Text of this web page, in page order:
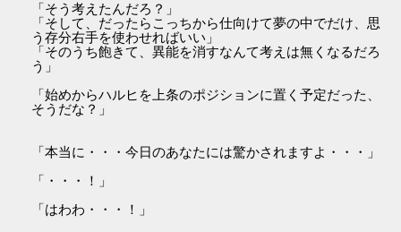
「そう考えたんだろ？」
「そして、だったらこっちから仕向けて夢の中でだけ、思
う存分右手を使わせればいい」
「そのうち飽きて、異能を消すなんて考えは無くなるだろ
う」
「始めからハルヒを上条のポジションに置く予定だった、
そうだな？」
「本当に・・・今日のあなたには驚かされますよ・・・」
「・・・！」
「はわわ・・・！」